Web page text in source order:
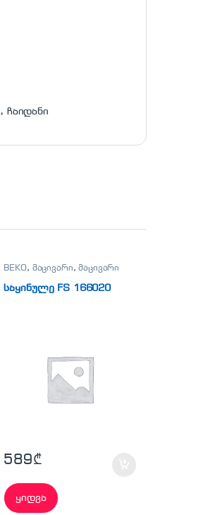
, ჩაიდანი
BEKO, მაცივარი,მაცივარი
საყინულე FS 166020
589₾
ყიდვა